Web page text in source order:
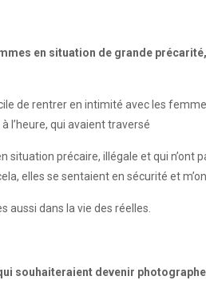
en situation de grande
de rentrer en intimité avec les
l’heure, qui avaient traversé
précaire, illégale et qui
elles se sentaient en sécurité et
aussi dans la vie des réelles.
souhaiteraient devenir